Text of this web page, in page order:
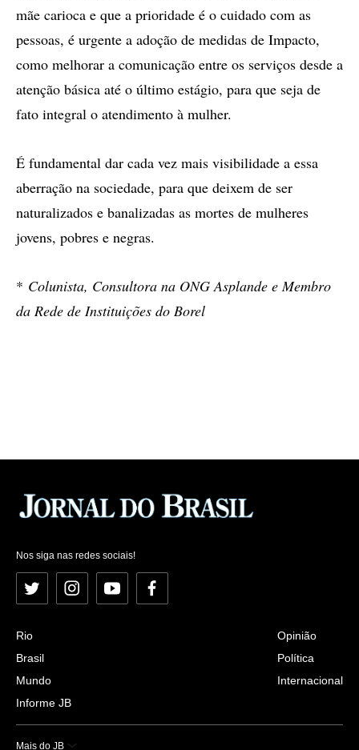
mãe carioca e que a prioridade é o cuidado com as
pessoas, é urgente a adoção de medidas de Impacto,
como melhorar a comunicação entre os serviços desde a
atenção básica até o último estágio, para que seja de
fato integral o atendimento à mulher.
É fundamental dar cada vez mais visibilidade a essa
aberração na sociedade, para que deixem de ser
naturalizados e banalizadas as mortes de mulheres
jovens, pobres e negras.
* Colunista, Consultora na ONG Asplande e Membro
da Rede de Instituições do Borel
Nos siga nas redes sociais!
Twitter InstagramYouTubeFacebook
Rio
Brasil
Mundo
Informe JB
Opinião
Política
Internacional
Mais do JB